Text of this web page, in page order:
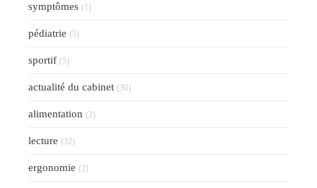
symptômes (1)
pédiatrie (5)
sportif (5)
actualité du cabinet (30)
alimentation (2)
lecture (32)
ergonomie (2)